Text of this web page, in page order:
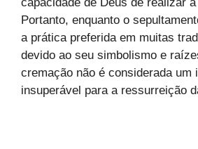
Portanto, enquanto o
a prática preferida em muitas
devido ao seu simbolismo e
cremação não é considerada um
insuperável para a ressurreição